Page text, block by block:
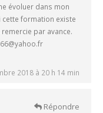
évoluer dans mon
cette formation existe
par avance.
2018 à 20 h 14 min
Répondre